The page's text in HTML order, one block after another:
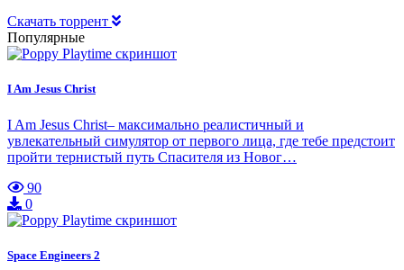
Скачать торрент
Популярные
I Am Jesus Christ
I Am Jesus Christ– максимально реалистичный и
увлекательный симулятор от первого лица, где тебе предстоит
пройти тернистый путь Спасителя из Новог…
90
0
Space Engineers 2